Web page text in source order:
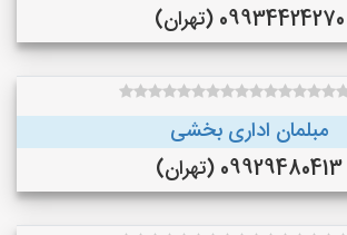
09934424270 (تهران)
مبلمان اداری بخشی
09929480413 (تهران)